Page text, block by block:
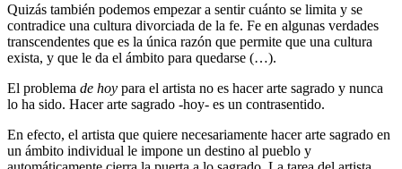
Quizás también podemos empezar a sentir cuánto se limita y se
contradice una cultura divorciada de la fe. Fe en algunas verdades
transcendentes que es la única razón que permite que una cultura
exista, y que le da el ámbito para quedarse (…).
El problema de hoy para el artista no es hacer arte sagrado y nunca
lo ha sido. Hacer arte sagrado -hoy- es un contrasentido.
En efecto, el artista que quiere necesariamente hacer arte sagrado en
un ámbito individual le impone un destino al pueblo y